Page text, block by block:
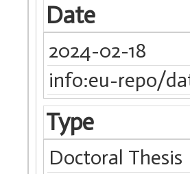
Date
2024-02-18
info:eu-repo/
Type
Doctoral Thesis